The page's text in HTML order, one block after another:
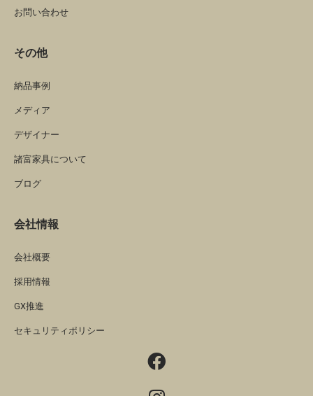
お問い合わせ
その他
納品事例
メディア
デザイナー
諸富家具について
ブログ
会社情報
会社概要
採用情報
GX推進
セキュリティポリシー